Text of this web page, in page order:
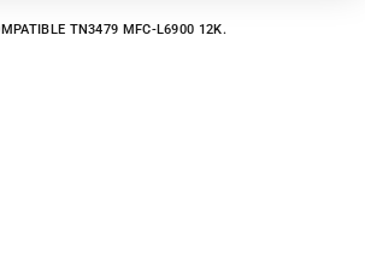
TN3479 MFC-L6900 12K.